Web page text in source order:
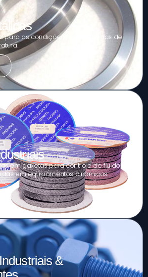
para as condições mais extremas de
em gaxetas para controle de fluidos e
em equipamentos dinâmicos.
&